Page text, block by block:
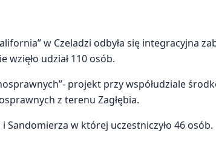
w Czeladzi odbyła się integracyjna
udział 110 osób.
projekt przy współudziale
z terenu Zagłębia.
Sandomierza w której uczestniczyło 46 osób.